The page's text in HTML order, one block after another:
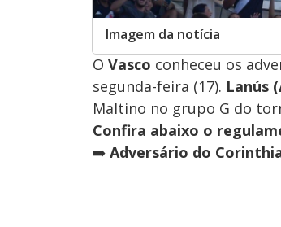
Imagem da notícia
O Vasco conheceu os
segunda-feira (17). Lanús
Maltino no grupo G do
Confira abaixo o
➡️ Adversário do